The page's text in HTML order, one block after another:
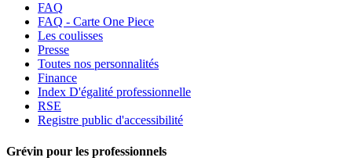
FAQ
FAQ - Carte One Piece
Les coulisses
Presse
Toutes nos personnalités
Finance
Index D'égalité professionnelle
RSE
Registre public d'accessibilité
Grévin pour les professionnels